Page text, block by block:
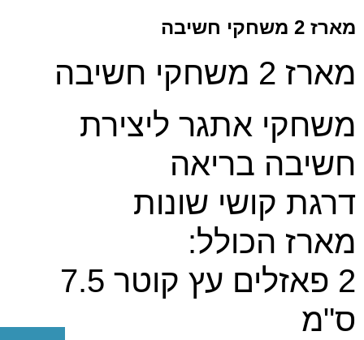
מארז 2 משחקי חשיבה
מארז 2 משחקי חשיבה
משחקי אתגר ליצירת
חשיבה בריאה
דרגת קושי שונות
מארז הכולל:
2 פאזלים עץ קוטר 7.5
ס"מ